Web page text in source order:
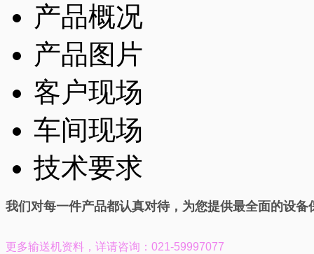
产品概况
产品图片
客户现场
车间现场
技术要求
我们对每一件产品都认真对待，为您提供最全面的设备
更多输送机资料， 详请咨询：021-59997077